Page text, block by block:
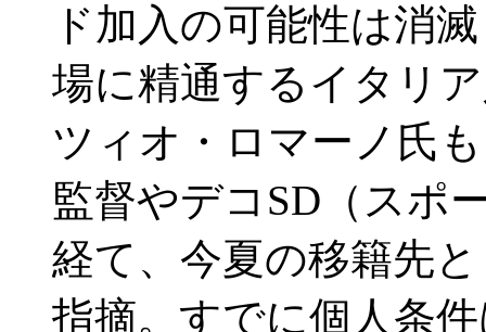
ド加入の可能性は消
場に精通するイタリ
ツィオ・ロマーノ氏
監督やデコSD（スポ
経て、今夏の移籍先
指摘。すでに個人条